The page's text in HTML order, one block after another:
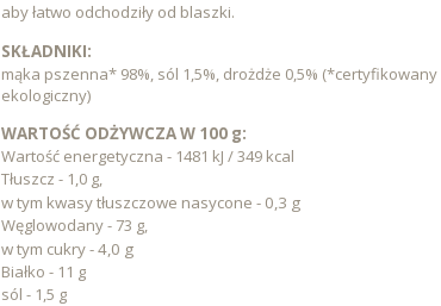
aby łatwo odchodziły od blaszki.
SKŁADNIKI:
mąka pszenna* 98%, sól 1,5%, drożdże 0,5% (*certyfikowany
ekologiczny)
WARTOŚĆ ODŻYWCZA W 100 g:
Wartość energetyczna - 1481 kJ / 349 kcal
Tłuszcz - 1,0 g,
w tym kwasy tłuszczowe nasycone - 0,3 g
Węglowodany - 73 g,
w tym cukry - 4,0 g
Białko - 11 g
sól - 1,5 g